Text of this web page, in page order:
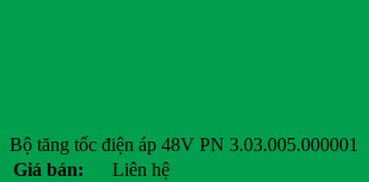
Bộ tăng tốc điện áp 48V PN 3.03.005.000001
Giá bán:
Liên hệ